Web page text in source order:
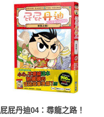
屁屁丹迪04：尋龍之路！